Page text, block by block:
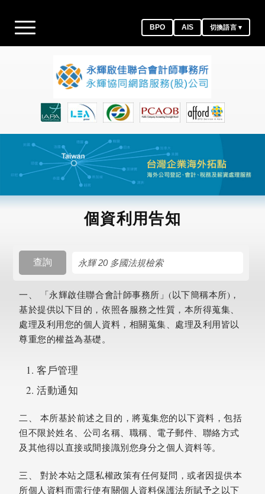
BPO AIS 切換語言 ▾
個資利用告知
查詢
一、 「永輝啟佳聯合會計師事務所」(以下簡稱本所)，
基於提供以下目的，依照各服務之性質，本所得蒐集、
處理及利用您的個人資料，相關蒐集、處理及利用皆以
尊重您的權益為基礎。
客戶管理
活動通知
二、 本所基於前述之目的，將蒐集您的以下資料，包括
但不限於姓名、公司名稱、職稱、電子郵件、聯絡方式
及其他得以直接或間接識別您身分之個人資料等。
三、 對於本站之隱私權政策有任何疑問，或者因提供本
所個人資料而需行使有關個人資料保護法所賦予之以下